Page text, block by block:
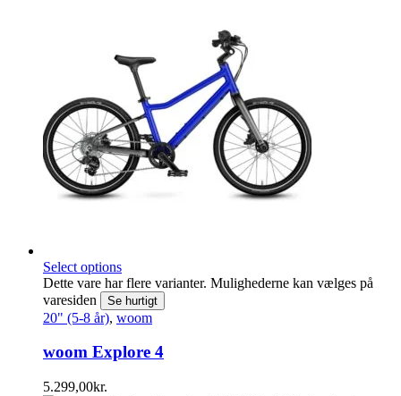
Select options
Dette vare har flere varianter. Mulighederne kan vælges på
varesiden
Se hurtigt
20" (5-8 år), woom
woom Explore 4
5.299,00kr.